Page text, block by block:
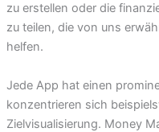
zu erstellen oder die
zu teilen, die von uns
helfen.
Jede App hat einen
konzentrieren sich
Zielvisualisierung. Money